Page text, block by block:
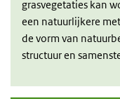
grasvegetaties kan
een natuurlijkere
de vorm van
structuur en